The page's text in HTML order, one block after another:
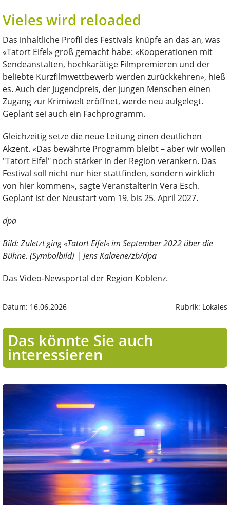
Vieles wird reloaded
Das inhaltliche Profil des Festivals knüpfe an das an, was
«Tatort Eifel» groß gemacht habe: «Kooperationen mit
Sendeanstalten, hochkarätige Filmpremieren und der
beliebte Kurzfilmwettbewerb werden zurückkehren», hieß
es. Auch der Jugendpreis, der jungen Menschen einen
Zugang zur Krimiwelt eröffnet, werde neu aufgelegt.
Geplant sei auch ein Fachprogramm.
Gleichzeitig setze die neue Leitung einen deutlichen
Akzent. «Das bewährte Programm bleibt – aber wir wollen
"Tatort Eifel" noch stärker in der Region verankern. Das
Festival soll nicht nur hier stattfinden, sondern wirklich
von hier kommen», sagte Veranstalterin Vera Esch.
Geplant ist der Neustart vom 19. bis 25. April 2027.
dpa
Bild: Zuletzt ging «Tatort Eifel« im September 2022 über die
Bühne. (Symbolbild) | Jens Kalaene/zb/dpa
Das Video-Newsportal der Region Koblenz.
Datum: 16.06.2026 Rubrik: Lokales
Das könnte Sie auch
interessieren